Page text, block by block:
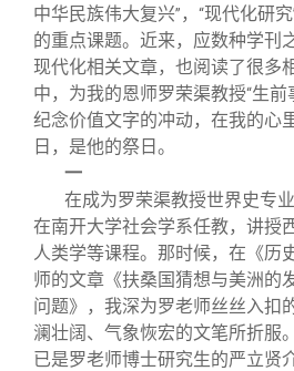
联系我们
中华民族伟大复兴” ， “现代化研究
的重点课题。近来，应数种学刊
现代化相关文章，也阅读了很多
中，为我的恩师罗荣渠教授“生前
纪念价值文字的冲动，在我的心
日，是他的祭日。
一
在成为罗荣渠教授世界史专
在南开大学社会学系任教，讲授
人类学等课程。那时候，在《历
师的文章《扶桑国猜想与美洲的
问题》，我深为罗老师丝丝入扣
澜壮阔、气象恢宏的文笔所折服
已是罗老师博士研究生的严立贤